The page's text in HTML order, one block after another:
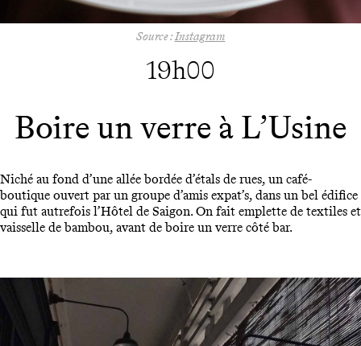
Source :Instagram
19h00
Boire un verre à L’Usine
Niché au fond d’une allée bordée d’étals de rues, un café-
boutique ouvert par un groupe d’amis expat’s, dans un bel édifice
qui fut autrefois l’Hôtel de Saigon. On fait emplette de textiles et
vaisselle de bambou, avant de boire un verre côté bar.